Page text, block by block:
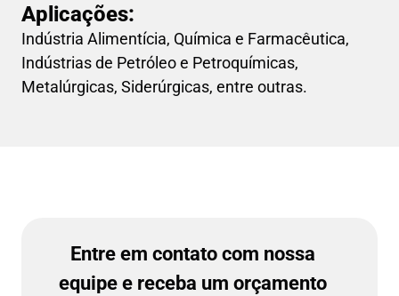
Aplicações:
Indústria Alimentícia, Química e Farmacêutica,
Indústrias de Petróleo e Petroquímicas,
Metalúrgicas, Siderúrgicas, entre outras.
Entre em contato com nossa
equipe e receba um orçamento